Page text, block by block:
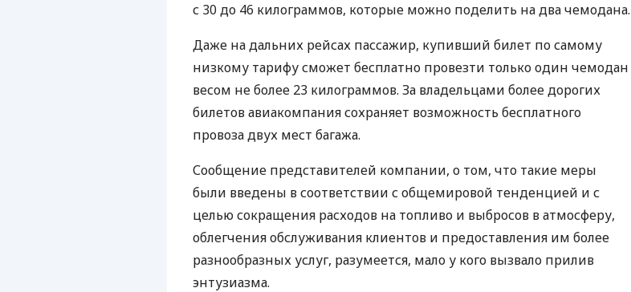
с 30 до 46 килограммов, которые можно поделить на два чемодана.
Даже на дальних рейсах пассажир, купивший билет по самому
низкому тарифу сможет бесплатно провезти только один чемодан
весом не более 23 килограммов. За владельцами более дорогих
билетов авиакомпания сохраняет возможность бесплатного
провоза двух мест багажа.
Сообщение представителей компании, о том, что такие меры
были введены в соответствии с общемировой тенденцией и с
целью сокращения расходов на топливо и выбросов в атмосферу,
облегчения обслуживания клиентов и предоставления им более
разнообразных услуг, разумеется, мало у кого вызвало прилив
энтузиазма.